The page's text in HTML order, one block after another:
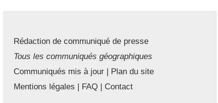
Rédaction de communiqué de presse
Tous les communiqués géographiques
Communiqués mis à jour | Plan du site
Mentions légales | FAQ | Contact